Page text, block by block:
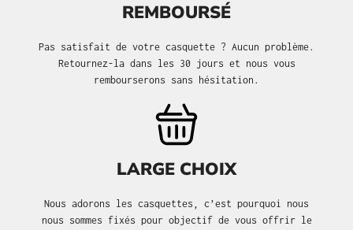
REMBOURSÉ
Pas satisfait de votre casquette ? Aucun problème.
Retournez-la dans les 30 jours et nous vous
rembourserons sans hésitation.
LARGE CHOIX
Nous adorons les casquettes, c’est pourquoi nous
nous sommes fixés pour objectif de vous offrir le